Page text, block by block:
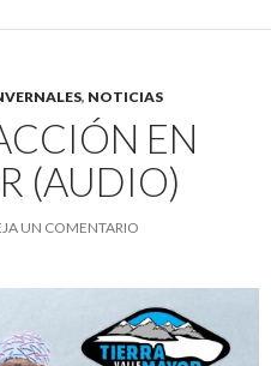
, NOTICIAS
EN
(AUDIO)
UN COMENTARIO